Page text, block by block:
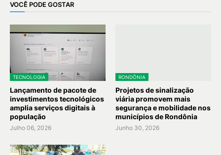
VOCÊ PODE GOSTAR
TECNOLOGIA
Lançamento de pacote de
investimentos tecnológicos
amplia serviços digitais à
população
Julho 06, 2026
RONDÔNIA
Projetos de sinalização
viária promovem mais
segurança e mobilidade nos
municípios de Rondônia
Junho 30, 2026